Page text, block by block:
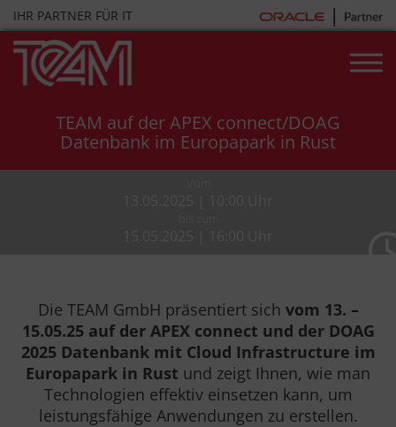
Skip
to
content
IHR PARTNER FÜR IT
TEAM auf der APEX connect/DOAG
Datenbank im Europapark in Rust
Die TEAM GmbH präsentiert sich vom 13. –
15.05.25 auf der APEX connect und der DOAG
2025 Datenbank mit Cloud Infrastructure im
Europapark in Rust und zeigt Ihnen, wie man
Technologien effektiv einsetzen kann, um
leistungsfähige Anwendungen zu erstellen.